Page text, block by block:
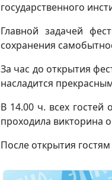
государственного
Главной задачей
сохранения
За час до открытия
насладится
В 14.00 ч. всех
проходила викторина
После открытия